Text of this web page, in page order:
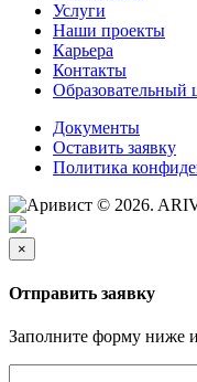
Услуги
Наши проекты
Карьера
Контакты
Образовательный
Документы
Оставить заявку
Политика
© 2026.
×
Отправить заявку
Заполните форму ниже